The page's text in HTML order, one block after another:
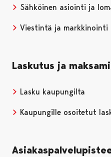
Sähköinen asiointi ja
Viestintä ja markkinointi
Laskutus ja
Lasku kaupungilta
Kaupungille osoitetut